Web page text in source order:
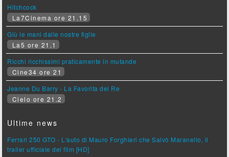
Hitchcock
La7Cinema ore 21.15
Giù le mani dalle nostre figlie
La5 ore 21.1
Ricchi ricchissimi praticamente in mutande
Cine34 ore 21
Jeanne Du Barry - La Favorita del Re
Cielo ore 21.2
Ultime news
Ferrari 250 GTO - L'auto di Mauro Forghieri che Salvò Maranello, il
trailer ufficiale del film [HD]